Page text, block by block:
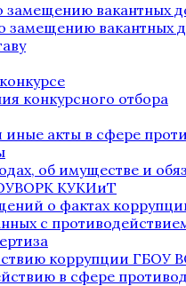
замещению вакантных
замещению вакантных
конкурсного отбора
акты в сфере
об имуществе и
КУКИиТ
о фактах
с
коррупции ГБОУ
в сфере